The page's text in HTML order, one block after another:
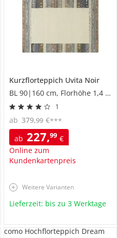
Kurzflorteppich Uvita Noir
BL 90|160 cm, Florhöhe 1,4 cm
1
ab 227,99 €
Online zum
Kundenkartenpreis
ab 379,99 €***
Weitere Varianten
Lieferzeit: bis zu 3 Werktage
como Hochflorteppich Dream